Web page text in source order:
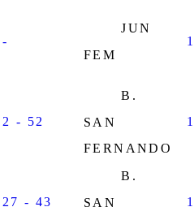
-
JUN
FEM
2 - 52
B.
SAN
FERNANDO
27 - 43
B.
SAN